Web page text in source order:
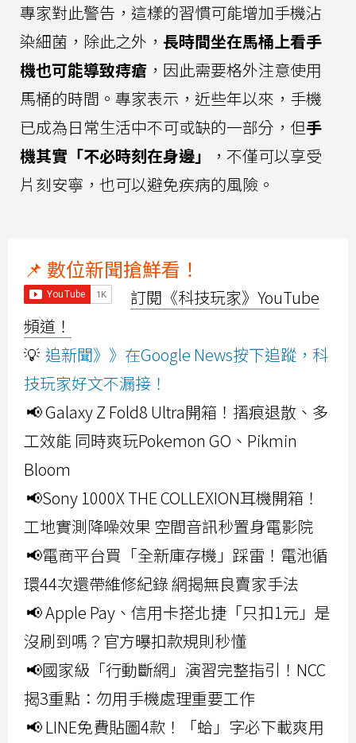
專家對此警告，這樣的習慣可能增加手機沾
染細菌，除此之外， 長時間坐在馬桶上看手
機也可能導致痔瘡 ，因此需要格外注意使用
馬桶的時間。專家表示，近些年以來，手機
已成為日常生活中不可或缺的一部分，但手
機其實「不必時刻在身邊」
，不僅可以享受
片刻安寧，也可以避免疾病的風險。
📌 數位新聞搶鮮看！
訂閱《科技玩家》YouTube
頻道！
💡 追新聞》》在Google News按下追蹤，科
技玩家好文不漏接！
📢 Galaxy Z Fold8 Ultra開箱！摺痕退散、多
工效能 同時爽玩Pokemon GO、Pikmin
Bloom
📢Sony 1000X THE COLLEXION耳機開箱！
工地實測降噪效果 空間音訊秒置身電影院
📢電商平台買「全新庫存機」踩雷！電池循
環44次還帶維修紀錄 網揭無良賣家手法
📢 Apple Pay、信用卡搭北捷「只扣1元」是
沒刷到嗎？官方曝扣款規則秒懂
📢國家級「行動斷網」演習完整指引！NCC
揭3重點：勿用手機處理重要工作
📢 LINE免費貼圖4款！「蛤」字必下載爽用